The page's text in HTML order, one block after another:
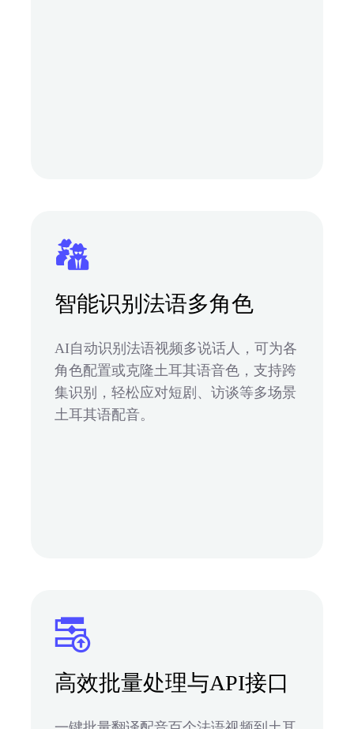
智能识别法语多角色
AI自动识别法语视频多说话人，可为各
角色配置或克隆土耳其语音色，支持跨
集识别，轻松应对短剧、访谈等多场景
土耳其语配音。
高效批量处理与API接口